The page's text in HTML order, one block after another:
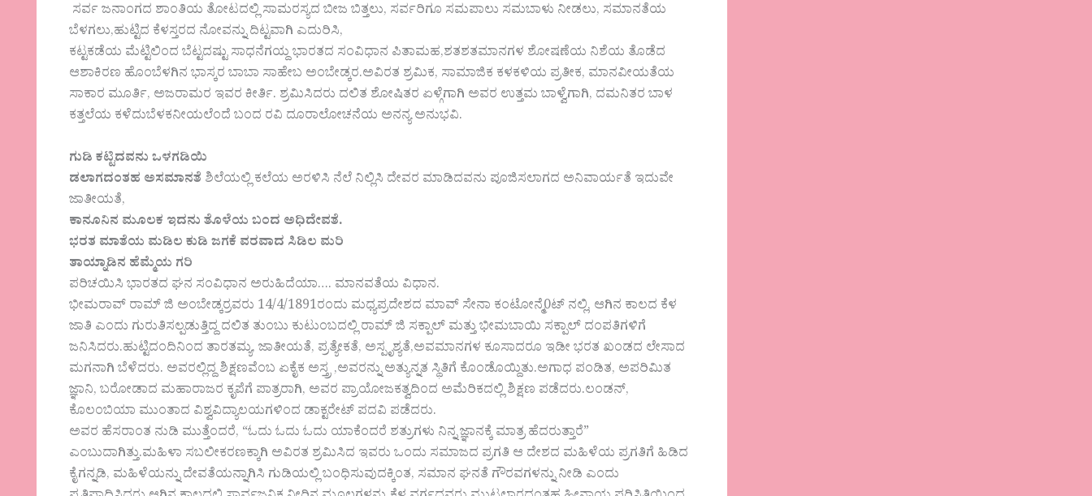
ಸರ್ವ ಜನಾಂಗದ ಶಾಂತಿಯ ತೋಟದಲ್ಲಿ ಸಾಮರಸ್ಯದ ಬೀಜ ಬಿತ್ತಲು, ಸರ್ವರಿಗೂ ಸಮಪಾಲು ಸಮಬಾಳು ನೀಡಲು, ಸಮಾನತೆಯ
ಬೆಳಗಲು,ಹುಟ್ಟಿದ ಕೆಳಸ್ತರದ ನೋವನ್ನು ದಿಟ್ಟವಾಗಿ ಎದುರಿಸಿ,
ಕಟ್ಟಕಡೆಯ ಮೆಟ್ಟಿಲಿಂದ ಬೆಟ್ಟದಷ್ಟು ಸಾಧನೆಗಯ್ದ ಭಾರತದ ಸಂವಿಧಾನ ಪಿತಾಮಹ,ಶತಶತಮಾನಗಳ ಶೋಷಣೆಯ ನಿಶೆಯ ತೊಡೆದ
ಆಶಾಕಿರಣ ಹೊಂಬೆಳಗಿನ ಭಾಸ್ಕರ ಬಾಬಾ ಸಾಹೇಬ ಅಂಬೇಡ್ಕರ.ಅವಿರತ ಶ್ರಮಿಕ, ಸಾಮಾಜಿಕ ಕಳಕಳಿಯ ಪ್ರತೀಕ, ಮಾನವೀಯತೆಯ
ಸಾಕಾರ ಮೂರ್ತಿ, ಅಜರಾಮರ ಇವರ ಕೀರ್ತಿ. ಶ್ರಮಿಸಿದರು ದಲಿತ ಶೋಷಿತರ ಏಳ್ಗೆಗಾಗಿ ಅವರ ಉತ್ತಮ ಬಾಳ್ವೆಗಾಗಿ, ದಮನಿತರ ಬಾಳ
ಕತ್ತಲೆಯ ಕಳೆದುಬೆಳಕನೀಯಲೆಂದೆ ಬಂದ ರವಿ ದೂರಾಲೋಚನೆಯ ಅನನ್ಯ ಅನುಭವಿ.
ಗುಡಿ ಕಟ್ಟಿದವನು ಒಳಗಡಿಯಿ
ಡಲಾಗದಂತಹ ಅಸಮಾನತೆ ಶಿಲೆಯಲ್ಲಿ ಕಲೆಯ ಅರಳಿಸಿ ನೆಲೆ ನಿಲ್ಲಿಸಿ ದೇವರ ಮಾಡಿದವನು ಪೂಜಿಸಲಾಗದ ಅನಿವಾರ್ಯತೆ ಇದುವೇ
ಜಾತೀಯತೆ,
ಕಾನೂನಿನ ಮೂಲಕ ಇದನು ತೊಳೆಯ ಬಂದ ಅಧಿದೇವತೆ.
ಭರತ ಮಾತೆಯ ಮಡಿಲ ಕುಡಿ ಜಗಕೆ ವರವಾದ ಸಿಡಿಲ ಮರಿ
ತಾಯ್ನಾಡಿನ ಹೆಮ್ಮೆಯ ಗರಿ
ಪರಿಚಯಿಸಿ ಭಾರತದ ಘನ ಸಂವಿಧಾನ ಅರುಹಿದೆಯಾ…. ಮಾನವತೆಯ ವಿಧಾನ.
ಭೀಮರಾವ್ ರಾಮ್ ಜಿ ಅಂಬೇಡ್ಕರ್ರವರು 14/4/1891ರಂದು ಮಧ್ಯಪ್ರದೇಶದ ಮಾವ್ ಸೇನಾ ಕಂಟೋನ್ಮೆ0ಟ್ ನಲ್ಲಿ, ಆಗಿನ ಕಾಲದ ಕೆಳ
ಜಾತಿ ಎಂದು ಗುರುತಿಸಲ್ಪಡುತ್ತಿದ್ದ ದಲಿತ ತುಂಬು ಕುಟುಂಬದಲ್ಲಿ ರಾಮ್ ಜಿ ಸಕ್ಪಾಲ್ ಮತ್ತು ಭೀಮಬಾಯಿ ಸಕ್ಪಾಲ್ ದಂಪತಿಗಳಿಗೆ
ಜನಿಸಿದರು.ಹುಟ್ಟಿದಂದಿನಿಂದ ತಾರತಮ್ಯ, ಜಾತೀಯತೆ, ಪ್ರತ್ಯೇಕತೆ, ಅಸ್ಪೃಶ್ಯತೆ,ಅವಮಾನಗಳ ಕೂಸಾದರೂ ಇಡೀ ಭರತ ಖಂಡದ ಲೇಸಾದ
ಮಗನಾಗಿ ಬೆಳೆದರು. ಅವರಲ್ಲಿದ್ದ ಶಿಕ್ಷಣವೆಂಬ ಏಕೈಕ ಅಸ್ತ್ರ ,ಅವರನ್ನು ಅತ್ಯುನ್ನತ ಸ್ಥಿತಿಗೆ ಕೊಂಡೊಯ್ದಿತು.ಅಗಾಧ ಪಂಡಿತ, ಅಪರಿಮಿತ
ಜ್ಞಾನಿ, ಬರೋಡಾದ ಮಹಾರಾಜರ ಕೃಪೆಗೆ ಪಾತ್ರರಾಗಿ, ಅವರ ಪ್ರಾಯೋಜಕತ್ವದಿಂದ ಅಮೆರಿಕದಲ್ಲಿ ಶಿಕ್ಷಣ ಪಡೆದರು.ಲಂಡನ್,
ಕೊಲಂಬಿಯಾ ಮುಂತಾದ ವಿಶ್ವವಿದ್ಯಾಲಯಗಳಿಂದ ಡಾಕ್ಟರೇಟ್ ಪದವಿ ಪಡೆದರು.
ಅವರ ಹೆಸರಾಂತ ನುಡಿ ಮುತ್ತೆಂದರೆ, “ಓದು ಓದು ಓದು ಯಾಕೆಂದರೆ ಶತ್ರುಗಳು ನಿನ್ನ ಜ್ಞಾನಕ್ಕೆ ಮಾತ್ರ ಹೆದರುತ್ತಾರೆ”
ಎಂಬುದಾಗಿತ್ತು.ಮಹಿಳಾ ಸಬಲೀಕರಣಕ್ಕಾಗಿ ಅವಿರತ ಶ್ರಮಿಸಿದ ಇವರು ಒಂದು ಸಮಾಜದ ಪ್ರಗತಿ ಆ ದೇಶದ ಮಹಿಳೆಯ ಪ್ರಗತಿಗೆ ಹಿಡಿದ
ಕೈಗನ್ನಡಿ, ಮಹಿಳೆಯನ್ನು ದೇವತೆಯನ್ನಾಗಿಸಿ ಗುಡಿಯಲ್ಲಿ ಬಂಧಿಸುವುದಕ್ಕಿಂತ, ಸಮಾನ ಘನತೆ ಗೌರವಗಳನ್ನು ನೀಡಿ ಎಂದು